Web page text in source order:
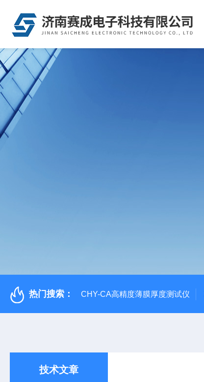
热门搜索： CHY-CA高精度薄膜厚度测试仪
技术文章